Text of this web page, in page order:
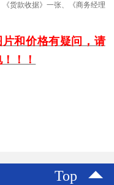
货款收据》一张、《商务经理
和价格有疑问，请
！！
Top